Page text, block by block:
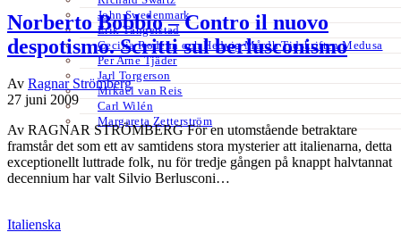
John Swedenmark
Erik Tängerstad
Cecilia Rodéhn och Hedvig Mårdh Tidskriften Medusa
Per Arne Tjäder
Jarl Torgerson
Mikael van Reis
Carl Wilén
Margareta Zetterström
Norberto Bobbio – Contro il nuovo
despotismo. Scritti sul berlusconismo
Av Ragnar Strömberg
27 juni 2009
Av RAGNAR STRÖMBERG För en utomstående betraktare
framstår det som ett av samtidens stora mysterier att italienarna, detta
exceptionellt luttrade folk, nu för tredje gången på knappt halvtannat
decennium har valt Silvio Berlusconi…
Italienska